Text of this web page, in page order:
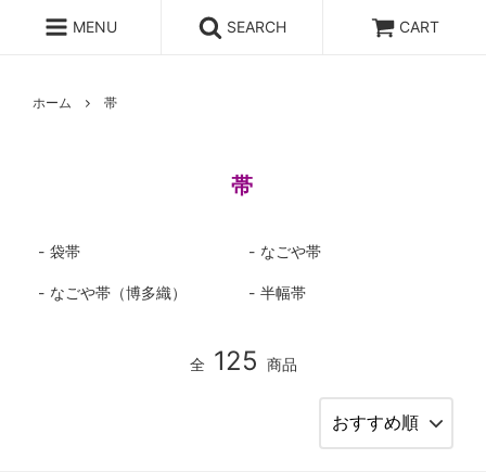
MENU SEARCH CART
ホーム 帯
帯
袋帯 なごや帯
なごや帯（博多織） 半幅帯
全 125 商品